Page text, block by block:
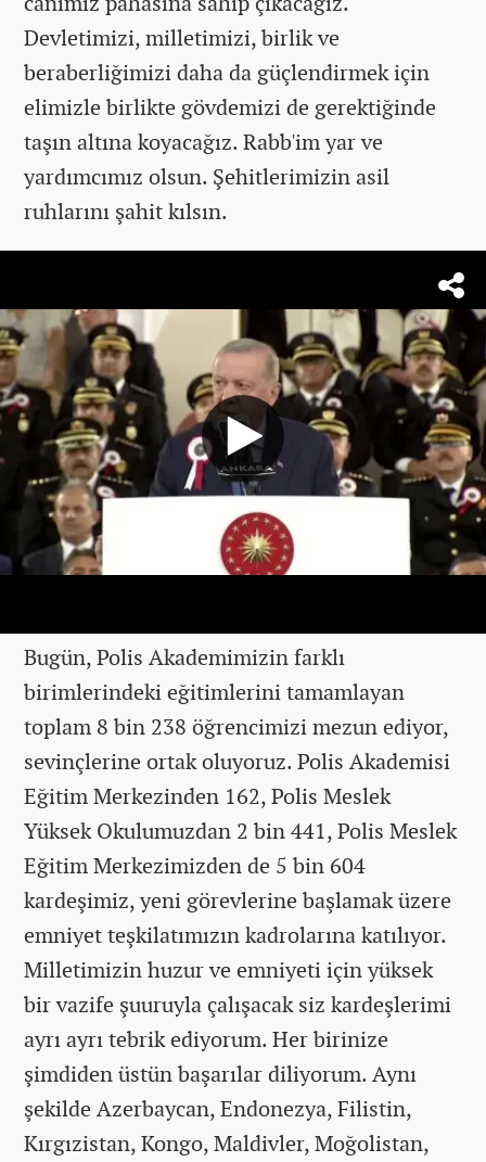
Devletimizi, milletimizi, birlik ve
beraberliğimizi daha da güçlendirmek için
elimizle birlikte gövdemizi de gerektiğinde
taşın altına koyacağız. Rabb'im yar ve
yardımcımız olsun. Şehitlerimizin asil
ruhlarını şahit kılsın.
Bugün, Polis Akademimizin farklı
birimlerindeki eğitimlerini tamamlayan
toplam 8 bin 238 öğrencimizi mezun ediyor,
sevinçlerine ortak oluyoruz. Polis Akademisi
Eğitim Merkezinden 162, Polis Meslek
Yüksek Okulumuzdan 2 bin 441, Polis Meslek
Eğitim Merkezimizden de 5 bin 604
kardeşimiz, yeni görevlerine başlamak üzere
emniyet teşkilatımızın kadrolarına katılıyor.
Milletimizin huzur ve emniyeti için yüksek
bir vazife şuuruyla çalışacak siz kardeşlerimi
ayrı ayrı tebrik ediyorum. Her birinize
şimdiden üstün başarılar diliyorum. Aynı
şekilde Azerbaycan, Endonezya, Filistin,
Kırgızistan, Kongo, Maldivler, Moğolistan,